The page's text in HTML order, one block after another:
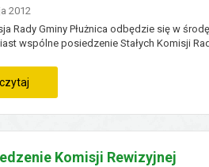
rolnictwa
2012
Rady Gminy Płużnica odbędzie się w
wspólne posiedzenie Stałych Komisji
się w lokalu Urzędu Gminy...
czytaj
xv
Komisji Rewizyjnej